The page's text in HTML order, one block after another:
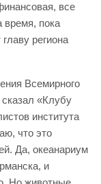
все
время, пока
региона
Всемирного
сказал «Клубу
института
что это
Да, океанариум
и